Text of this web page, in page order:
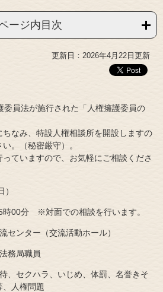
ージ内目次
更新日：2026年4月22日更新
員法が施行された「人権擁護委員の
なみ、特設人権相談所を開設しますの
。（秘密厳守）。
ていますので、お気軽にご相談くださ
厳守）
00分 ※対面での相談を行います。
ンター（交流活動ホール）
務局職員
セクハラ、いじめ、体罰、名誉きそ
、人権問題